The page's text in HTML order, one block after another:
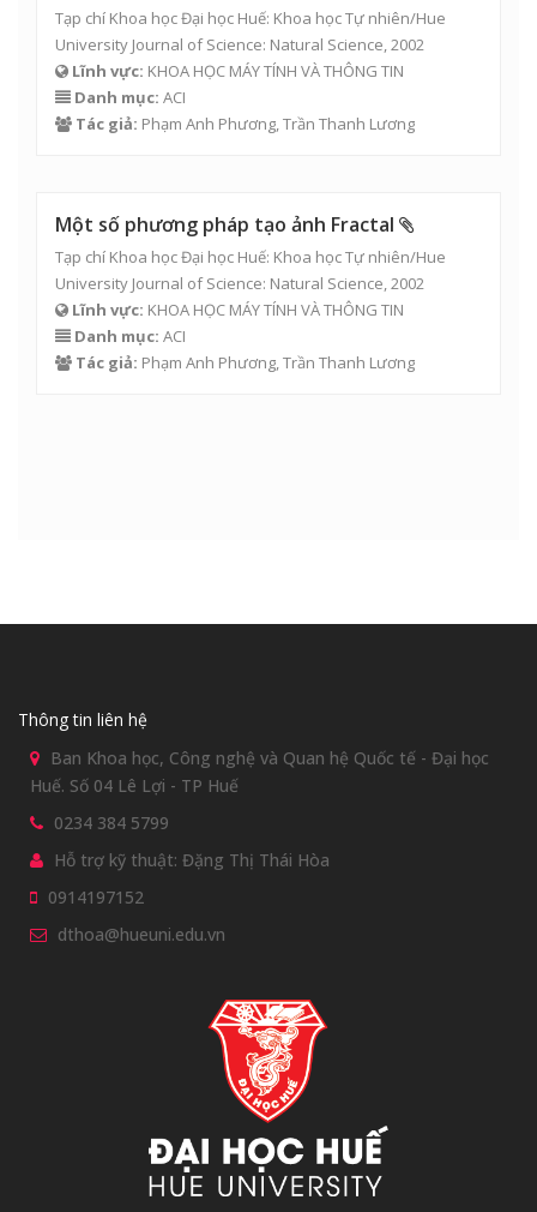
Tạp chí Khoa học Đại học Huế: Khoa học Tự nhiên/Hue
University Journal of Science: Natural Science, 2002
Lĩnh vực: KHOA HỌC MÁY TÍNH VÀ THÔNG TIN
Danh mục: ACI
Tác giả: Phạm Anh Phương,Trần Thanh Lương
Một số phương pháp tạo ảnh Fractal
Tạp chí Khoa học Đại học Huế: Khoa học Tự nhiên/Hue
University Journal of Science: Natural Science, 2002
Lĩnh vực: KHOA HỌC MÁY TÍNH VÀ THÔNG TIN
Danh mục: ACI
Tác giả: Phạm Anh Phương,Trần Thanh Lương
Thông tin liên hệ
Ban Khoa học, Công nghệ và Quan hệ Quốc tế - Đại học
Huế. Số 04 Lê Lợi - TP Huế
0234 384 5799
Hỗ trợ kỹ thuật: Đặng Thị Thái Hòa
0914197152
dthoa@hueuni.edu.vn